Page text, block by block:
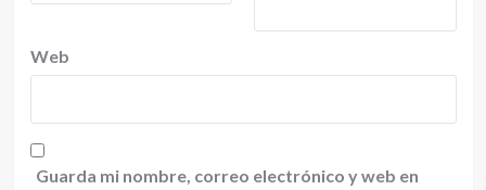
Web
Guarda mi nombre, correo electrónico y web en